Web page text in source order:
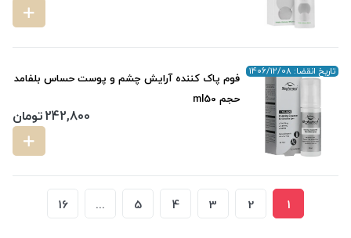
تاریخ انقضا: 1406/12/08
فوم پاک کننده آرایش چشم و پوست حساس بلفامد
حجم ml50
242,800تومان
1
2
3
4
5
...
16